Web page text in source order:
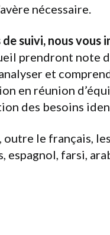
nécessaire.
de suivi, nous
prendront note
et
en réunion
des besoins
outre le français,
espagnol, farsi,